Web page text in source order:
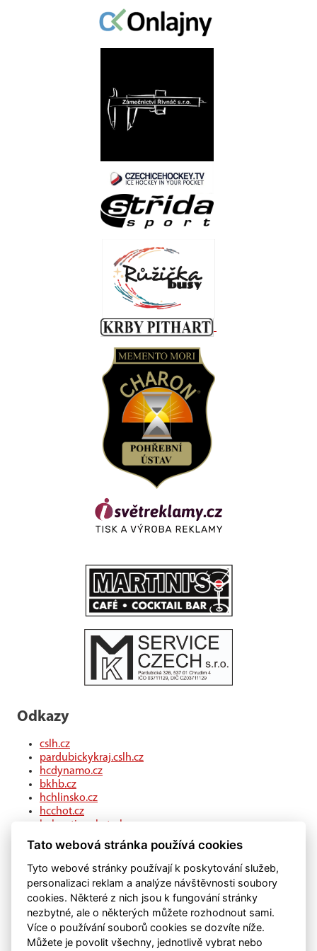
Odkazy
cslh.cz
pardubickykraj.cslh.cz
hcdynamo.cz
bkhb.cz
hchlinsko.cz
hcchot.cz
kohouti-ceskatrebova.cz
hcledec.cz
hclitomysl.cz
hcskutec.cz
hcslovan.com
hcchocen.cz
hcpolicka.com
hcsvetlans.cz
eSports.cz
klubweb.cz
Tato webová stránka používá cookies
Tyto webové stránky používají k poskytování služeb,
personalizaci reklam a analýze návštěvnosti soubory
cookies. Některé z nich jsou k fungování stránky
nezbytné, ale o některých můžete rozhodnout sami.
Více o používání souborů cookies se dozvíte níže.
Můžete je povolit všechny, jednotlivě vybrat nebo